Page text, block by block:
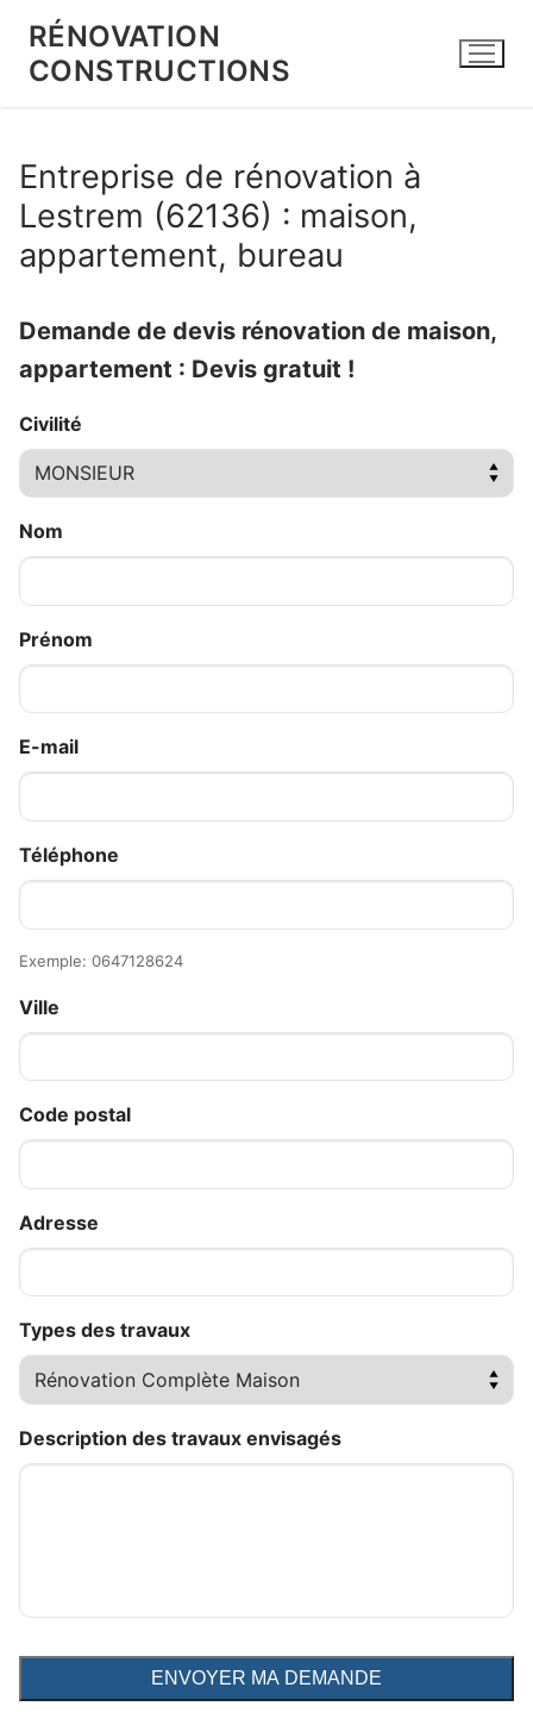
contenu
RÉNOVATION
CONSTRUCTIONS
Entreprise de rénovation à
Lestrem (62136) : maison,
appartement, bureau
Demande de devis rénovation de maison,
appartement : Devis gratuit !
Civilité
Nom
Prénom
E-mail
Téléphone
Exemple: 0647128624
Ville
Code postal
Adresse
Types des travaux
Description des travaux envisagés